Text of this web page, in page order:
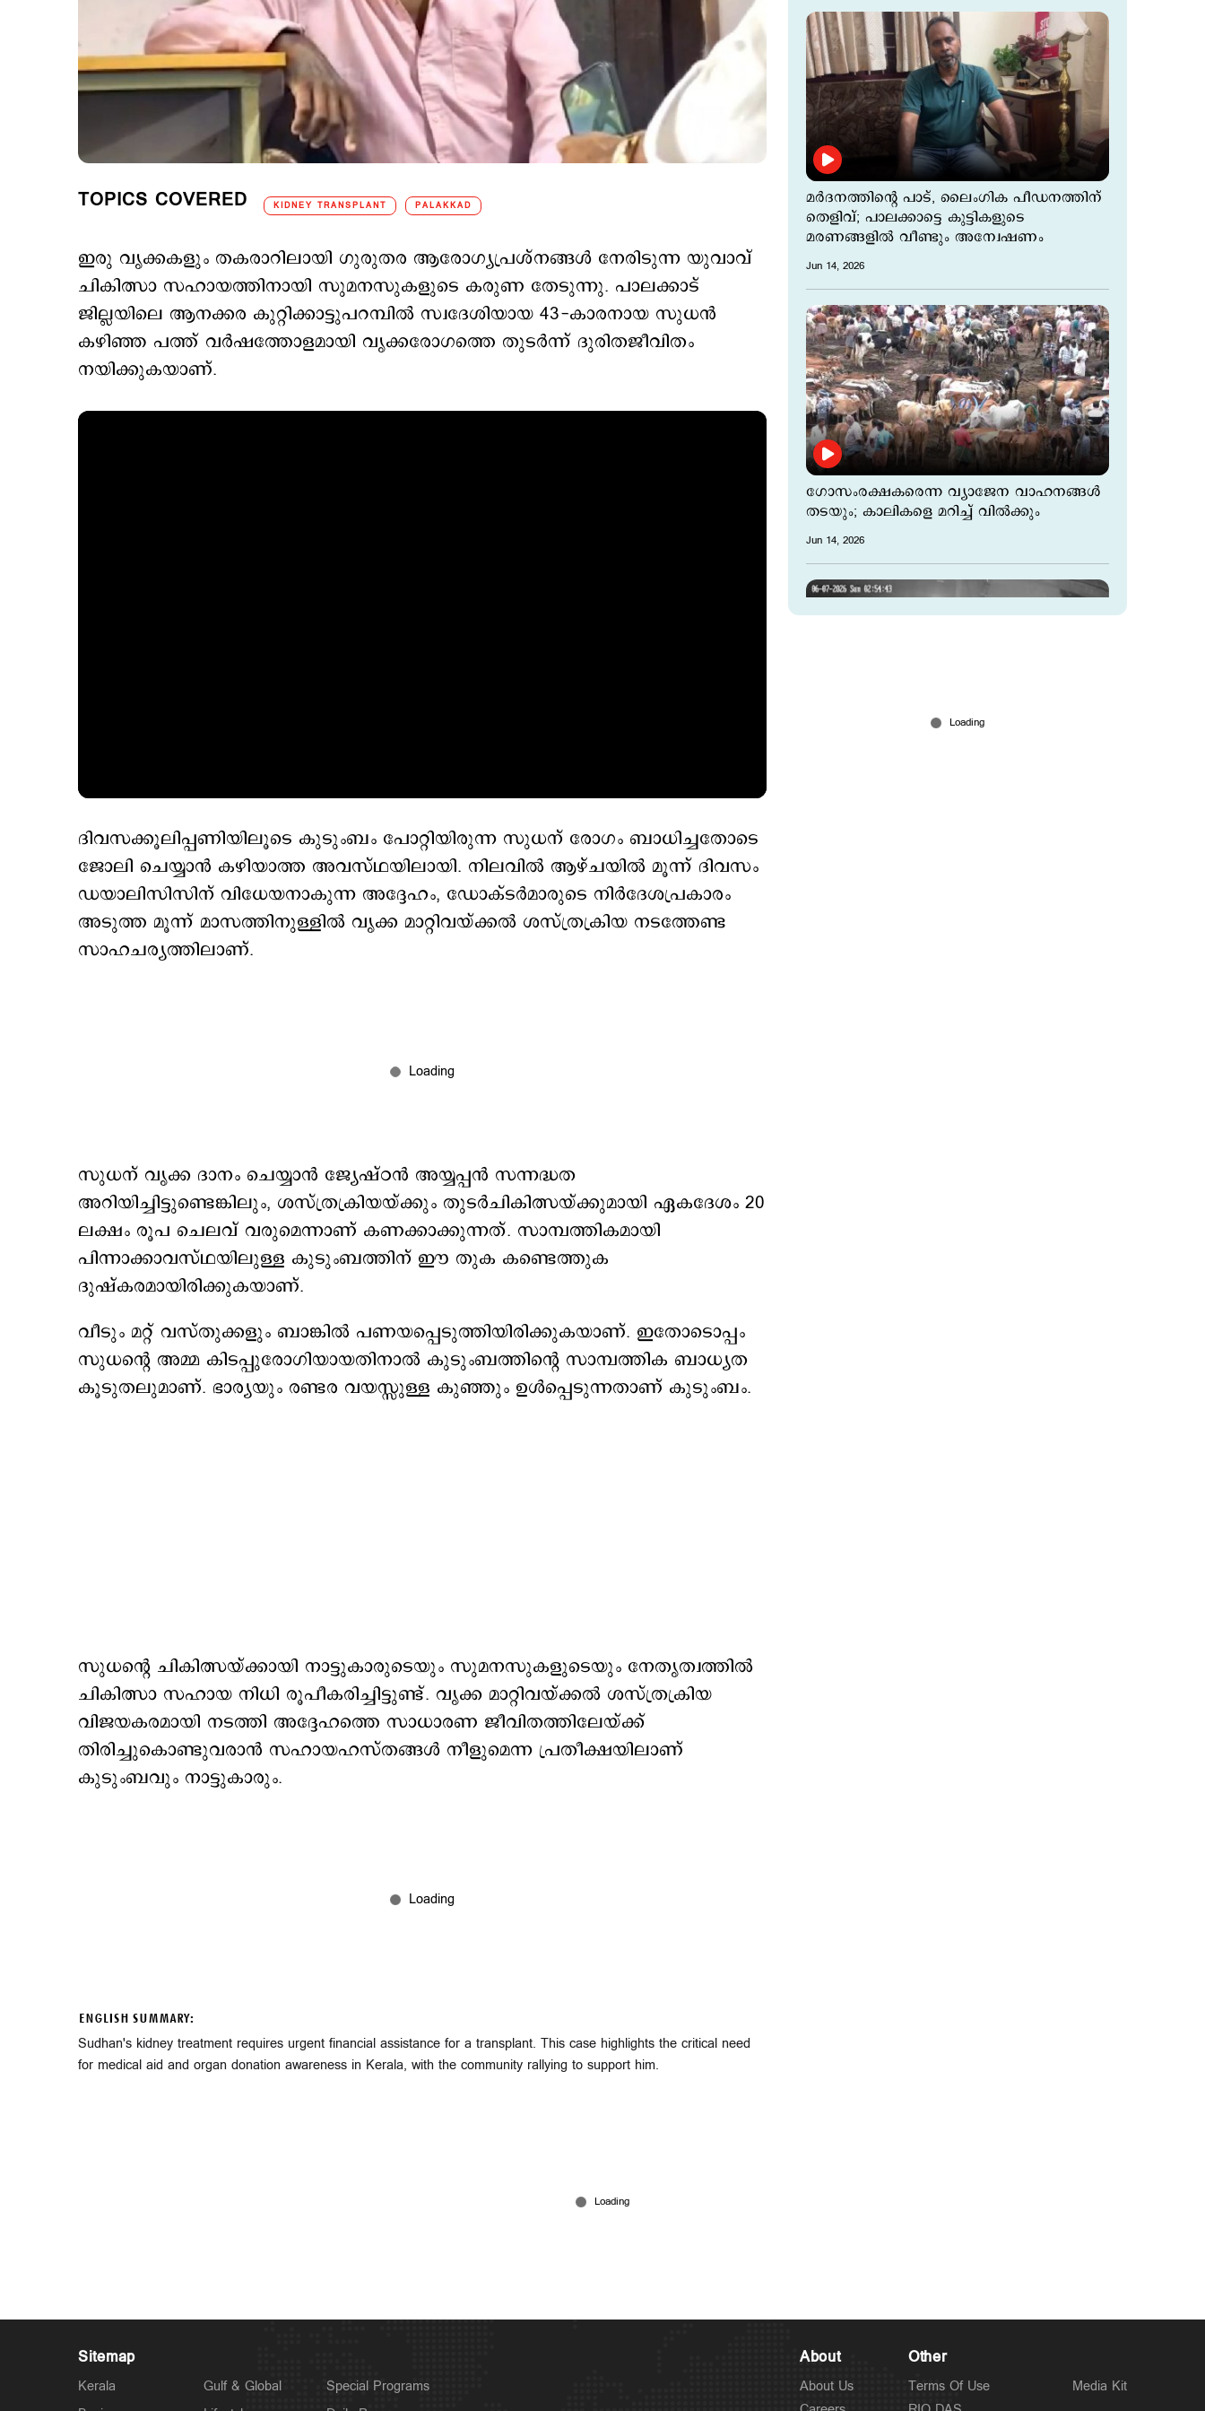
TOPICS COVERED KIDNEY TRANSPLANT PALAKKAD
ഇരു വൃക്കകളും തകരാറിലായി ഗുരുതര ആരോഗ്യപ്രശ്നങ്ങൾ നേരിടുന്ന യുവാവ്
ചികിത്സാ സഹായത്തിനായി സുമനസുകളുടെ കരുണ തേടുന്നു. പാലക്കാട്
ജില്ലയിലെ ആനക്കര കുറ്റിക്കാട്ടുപറമ്പിൽ സ്വദേശിയായ 43-കാരനായ സുധൻ
കഴിഞ്ഞ പത്ത് വർഷത്തോളമായി വൃക്കരോഗത്തെ തുടർന്ന് ദുരിതജീവിതം
നയിക്കുകയാണ്.
ദിവസക്കൂലിപ്പണിയിലൂടെ കുടുംബം പോറ്റിയിരുന്ന സുധന് രോഗം ബാധിച്ചതോടെ
ജോലി ചെയ്യാൻ കഴിയാത്ത അവസ്ഥയിലായി. നിലവിൽ ആഴ്ചയിൽ മൂന്ന് ദിവസം
ഡയാലിസിസിന് വിധേയനാകുന്ന അദ്ദേഹം, ഡോക്ടർമാരുടെ നിർദേശപ്രകാരം
അടുത്ത മൂന്ന് മാസത്തിനുള്ളിൽ വൃക്ക മാറ്റിവയ്ക്കൽ ശസ്ത്രക്രിയ നടത്തേണ്ട
സാഹചര്യത്തിലാണ്.
സുധന് വൃക്ക ദാനം ചെയ്യാൻ ജ്യേഷ്ഠൻ അയ്യപ്പൻ സന്നദ്ധത
അറിയിച്ചിട്ടുണ്ടെങ്കിലും, ശസ്ത്രക്രിയയ്ക്കും തുടർചികിത്സയ്ക്കുമായി ഏകദേശം 20
ലക്ഷം രൂപ ചെലവ് വരുമെന്നാണ് കണക്കാക്കുന്നത്. സാമ്പത്തികമായി
പിന്നാക്കാവസ്ഥയിലുള്ള കുടുംബത്തിന് ഈ തുക കണ്ടെത്തുക
ദുഷ്കരമായിരിക്കുകയാണ്.
വീടും മറ്റ് വസ്തുക്കളും ബാങ്കിൽ പണയപ്പെടുത്തിയിരിക്കുകയാണ്. ഇതോടൊപ്പം
സുധന്റെ അമ്മ കിടപ്പുരോഗിയായതിനാൽ കുടുംബത്തിന്റെ സാമ്പത്തിക ബാധ്യത
കൂടുതലുമാണ്. ഭാര്യയും രണ്ടര വയസ്സുള്ള കുഞ്ഞും ഉൾപ്പെടുന്നതാണ് കുടുംബം.
സുധന്റെ ചികിത്സയ്ക്കായി നാട്ടുകാരുടെയും സുമനസുകളുടെയും നേതൃത്വത്തിൽ
ചികിത്സാ സഹായ നിധി രൂപീകരിച്ചിട്ടുണ്ട്. വൃക്ക മാറ്റിവയ്ക്കൽ ശസ്ത്രക്രിയ
വിജയകരമായി നടത്തി അദ്ദേഹത്തെ സാധാരണ ജീവിതത്തിലേയ്ക്ക്
തിരിച്ചുകൊണ്ടുവരാൻ സഹായഹസ്തങ്ങൾ നീളുമെന്ന പ്രതീക്ഷയിലാണ്
കുടുംബവും നാട്ടുകാരും.
ENGLISH SUMMARY:
Sudhan's kidney treatment requires urgent financial assistance for a transplant. This case highlights the critical need
for medical aid and organ donation awareness in Kerala, with the community rallying to support him.
മർദനത്തിന്റെ പാട്, ലൈംഗിക പീഡനത്തിന്
തെളിവ്; പാലക്കാട്ടെ കുട്ടികളുടെ
മരണങ്ങളില്‍ വീണ്ടും അന്വേഷണം
Jun 14, 2026
ഗോസംരക്ഷകരെന്ന വ്യാജേന വാഹനങ്ങൾ
തടയും; കാലികളെ മറിച്ച് വിൽക്കും
Jun 14, 2026
Sitemap
Kerala
Gulf & Global
Special Programs
About
About Us
Other
Terms Of Use
Media Kit